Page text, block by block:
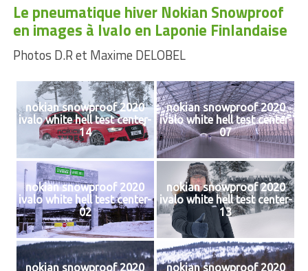
Le pneumatique hiver Nokian Snowproof
en images à Ivalo en Laponie Finlandaise
Photos D.R et Maxime DELOBEL
nokian snowproof 2020
ivalo white hell test center-
14
nokian snowproof 2020
ivalo white hell test center-
07
nokian snowproof 2020
ivalo white hell test center-
02
nokian snowproof 2020
ivalo white hell test center-
13
nokian snowproof 2020
nokian snowproof 2020